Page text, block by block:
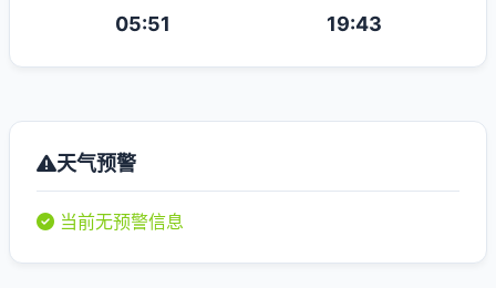
05:51 19:43
天气预警
当前无预警信息